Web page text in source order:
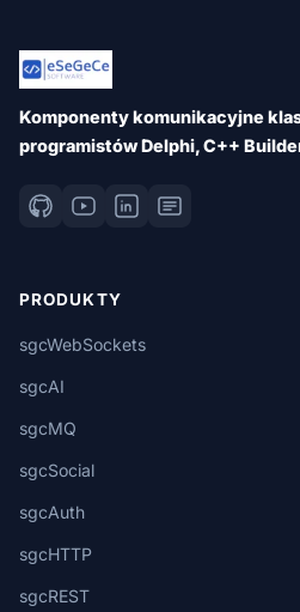
Komponenty komunikacyjne
programistów Delphi, C++
PRODUKTY
sgcWebSockets
sgcAI
sgcMQ
sgcSocial
sgcAuth
sgcHTTP
sgcREST